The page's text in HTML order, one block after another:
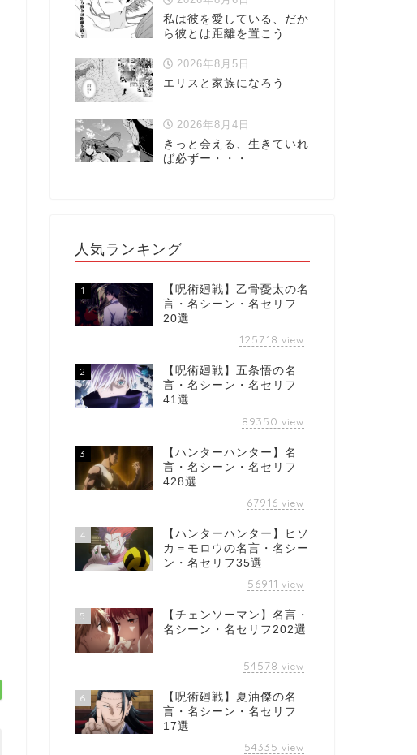
私は彼を愛している、だか
ら彼とは距離を置こう
2026年8月5日
エリスと家族になろう
2026年8月4日
きっと会える、生きていれ
ば必ずー・・・
人気ランキング
1
【呪術廻戦】乙骨憂太の名
言・名シーン・名セリフ
20選
125718 view
2
【呪術廻戦】五条悟の名
言・名シーン・名セリフ
41選
89350 view
3
【ハンターハンター】名
言・名シーン・名セリフ
428選
67916 view
4
【ハンターハンター】ヒソ
カ＝モロウの名言・名シー
ン・名セリフ35選
56911 view
5
【チェンソーマン】名言・
名シーン・名セリフ202選
54578 view
6
【呪術廻戦】夏油傑の名
言・名シーン・名セリフ
17選
54335 view